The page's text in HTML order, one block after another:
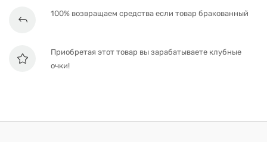
100% возвращаем средства если товар бракованный
Приобретая этот товар вы зарабатываете клубные
очки!